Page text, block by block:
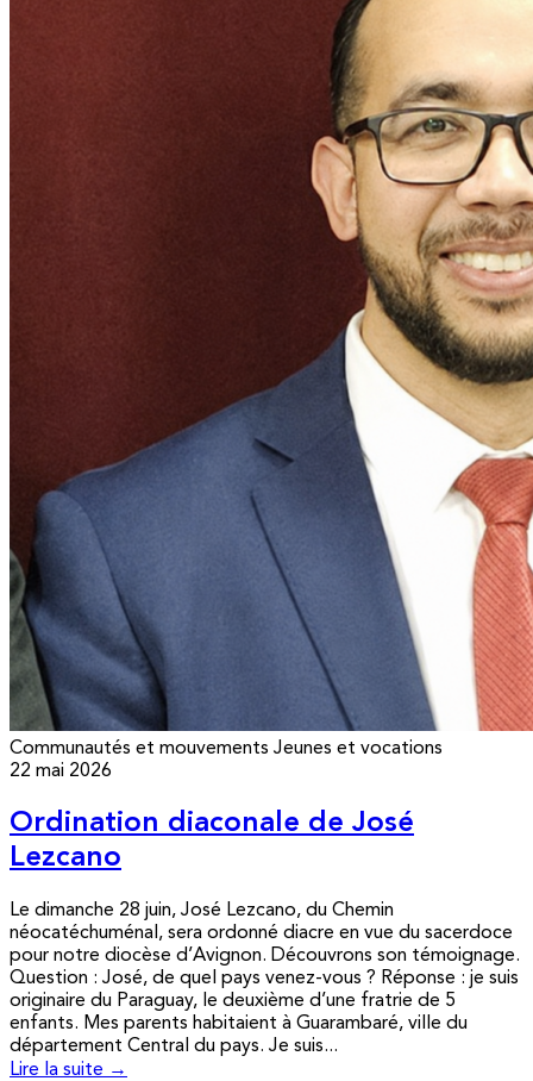
Communautés et mouvements Jeunes et vocations
22 mai 2026
Ordination diaconale de José
Lezcano
Le dimanche 28 juin, José Lezcano, du Chemin
néocatéchuménal, sera ordonné diacre en vue du sacerdoce
pour notre diocèse d’Avignon. Découvrons son témoignage.
Question : José, de quel pays venez-vous ? Réponse : je suis
originaire du Paraguay, le deuxième d’une fratrie de 5
enfants. Mes parents habitaient à Guarambaré, ville du
département Central du pays. Je suis...
Lire la suite →